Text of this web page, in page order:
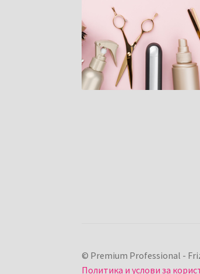
© Premium Professional -
Политика и услови за